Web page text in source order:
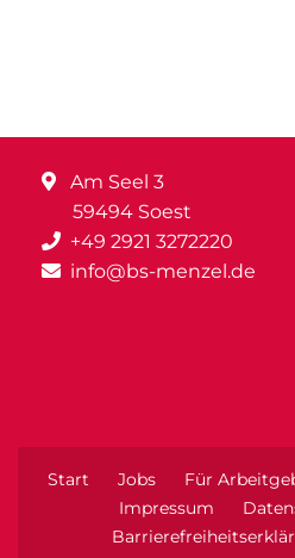
Am Seel 3
59494 Soest
+49 2921 3272220
info@bs-menzel.de
Start Jobs Für
Impressum